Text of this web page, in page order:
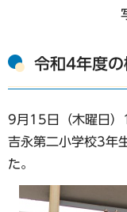
令和4年度の
9月15日（木曜日
吉永第二小学校3年
た。